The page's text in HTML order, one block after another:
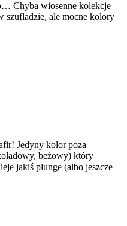
Chyba wiosenne kolekcje
szufladzie, ale mocne kolory
Jedyny kolor poza
beżowy) który
jakiś plunge (albo jeszcze